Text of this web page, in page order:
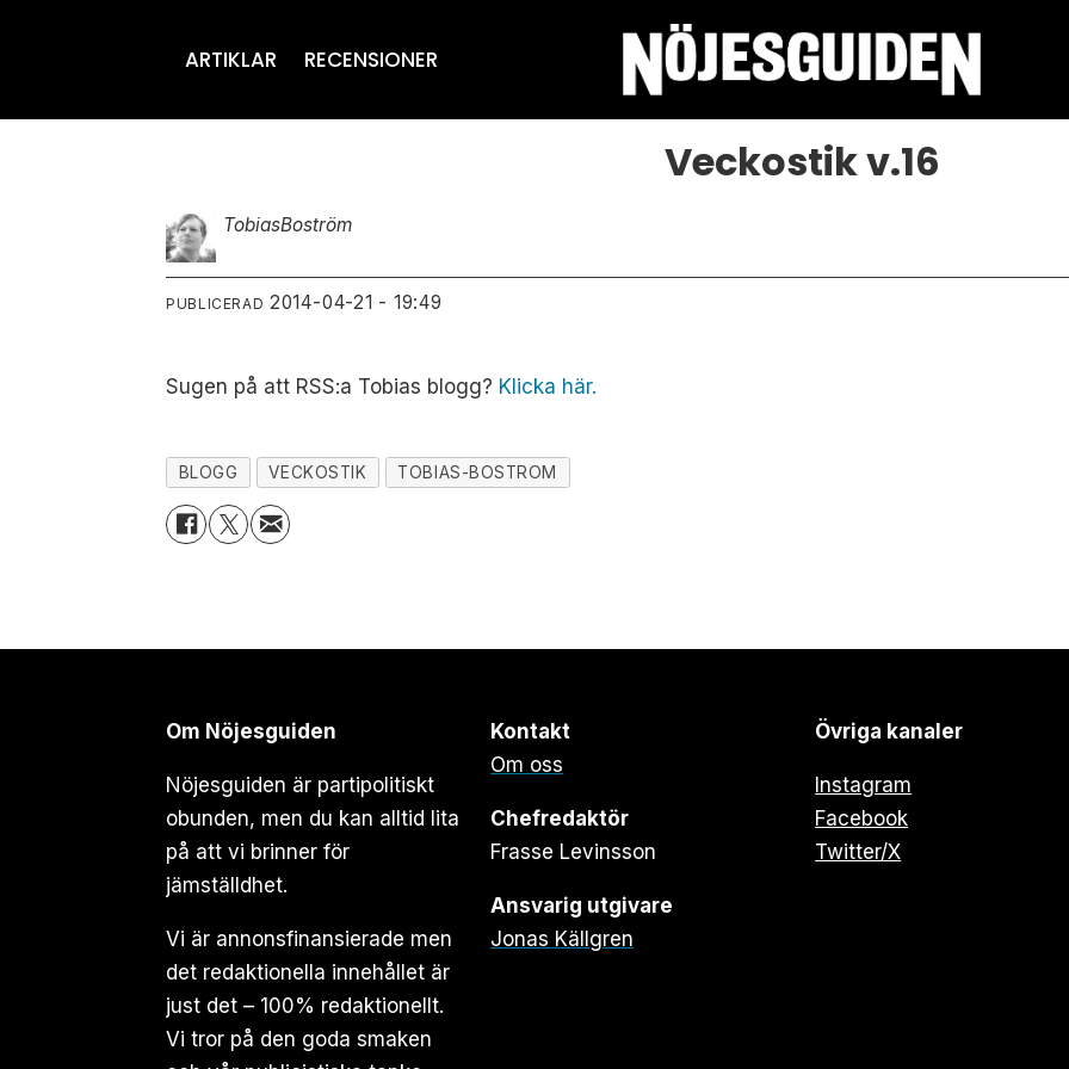
ARTIKLAR RECENSIONER
Veckostik v.16
TobiasBoström
PUBLICERAD 2014-04-21 - 19:49
Sugen på att RSS:a Tobias blogg? Klicka här.
BLOGG VECKOSTIK TOBIAS-BOSTROM
Om Nöjesguiden
Nöjesguiden är partipolitiskt
obunden, men du kan alltid lita
på att vi brinner för
jämställdhet.
Vi är annonsfinansierade men
det redaktionella innehållet är
just det – 100% redaktionellt.
Vi tror på den goda smaken
Kontakt
Om oss
Chefredaktör
Frasse Levinsson
Ansvarig utgivare
Jonas Källgren
Övriga kanaler
Instagram
Facebook
Twitter/X